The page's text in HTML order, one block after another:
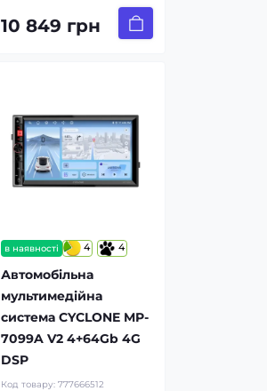
10 849 грн
в наявності 4 4
Автомобільна
мультимедійна
система CYCLONE MP-
7099A V2 4+64Gb 4G
DSP
Код товару:777666512